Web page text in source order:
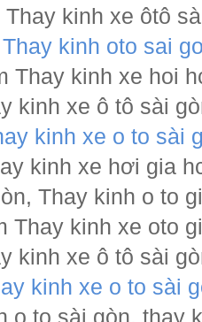
Thay kinh xe ôtô
Thay kinh oto sai
Thay kinh xe hoi
kinh xe ô tô sài
kinh xe o to sài
kinh xe hơi gia
Thay kinh o to
Thay kinh xe oto
kinh xe ô tô sài
kinh xe o to sài